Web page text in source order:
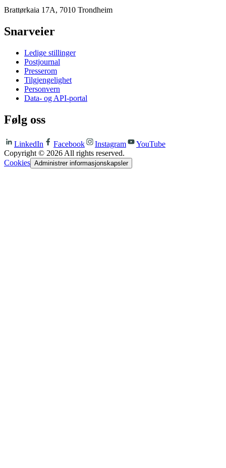
Brattørkaia 17A, 7010 Trondheim
Snarveier
Ledige stillinger
Postjournal
Presserom
Tilgjengelighet
Personvern
Data- og API-portal
Følg oss
LinkedIn Facebook Instagram
YouTube
Copyright © 2026 All rights reserved.
Cookies Administrer informasjonskapsler